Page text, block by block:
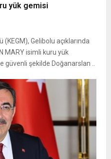
yük gemisi
(KEGM), Gelibolu açıklarında
MARY isimli kuru yük
şekilde Doğanarslan ..